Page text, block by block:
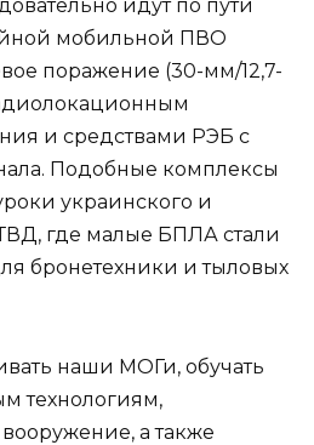
идут по пути
мобильной ПВО
поражение (30-мм/12,7-
и средствами РЭБ с
Подобные комплексы
украинского и
где малые БПЛА стали
бронетехники и тыловых
наши МОГи, обучать
технологиям,
а также